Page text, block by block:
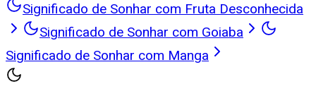
Significado de Sonhar com Fruta Desconhecida
Significado de Sonhar com Goiaba
Significado de Sonhar com Manga